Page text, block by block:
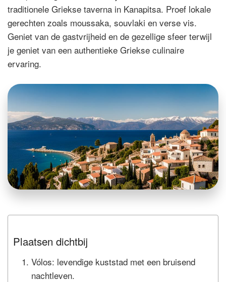
traditionele Griekse taverna in Kanapitsa. Proef lokale
gerechten zoals moussaka, souvlaki en verse vis.
Geniet van de gastvrijheid en de gezellige sfeer terwijl
je geniet van een authentieke Griekse culinaire
ervaring.
Plaatsen dichtbij
Vólos: levendige kuststad met een bruisend
nachtleven.